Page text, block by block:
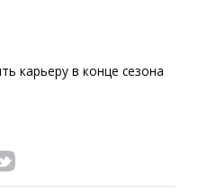
карьеру в конце сезона